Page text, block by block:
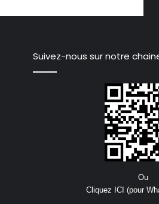
Suivez-nous sur notre
Ou
Cliquez ICI (pour